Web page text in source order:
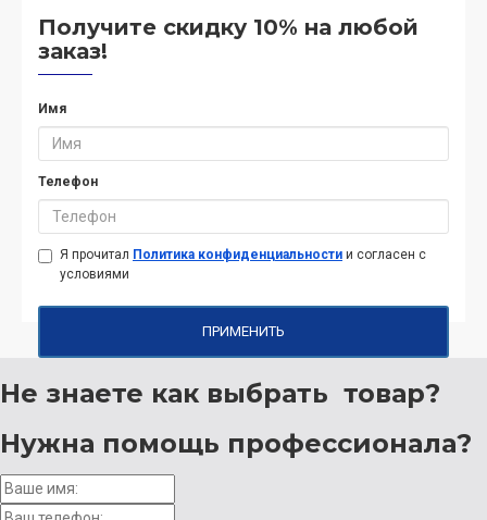
Получите скидку 10% на любой
заказ!
Имя
Телефон
Я прочитал Политика конфиденциальности и согласен с
условиями
ПРИМЕНИТЬ
Не знаете как выбрать товар?
Нужна помощь профессионала?